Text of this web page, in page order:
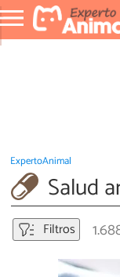
ExpertoAnimal
Salud
Filtros